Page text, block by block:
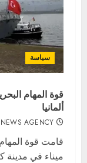
سياسة
قوة المهام
ألمانيا
AGENCY
قامت قوة المهام
ميناء في مدينة